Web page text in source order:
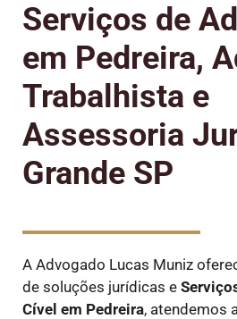
Serviços de
em Pedreira,
Trabalhista e
Assessoria
Grande SP
A Advogado Lucas Muniz
de soluções jurídicas e
Cível em Pedreira, atendemos